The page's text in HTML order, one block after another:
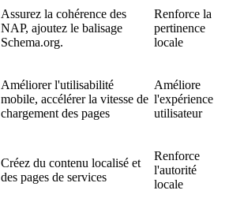
Assurez la cohérence des
NAP, ajoutez le balisage
Schema.org.
Renforce la
pertinence
locale
Améliorer l'utilisabilité
mobile, accélérer la vitesse de
chargement des pages
Améliore
l'expérience
utilisateur
Créez du contenu localisé et
des pages de services
Renforce
l'autorité
locale